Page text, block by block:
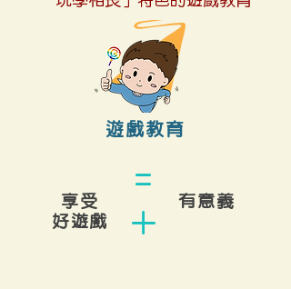
遊戲教育
=
享受
好遊戲
有意義
+